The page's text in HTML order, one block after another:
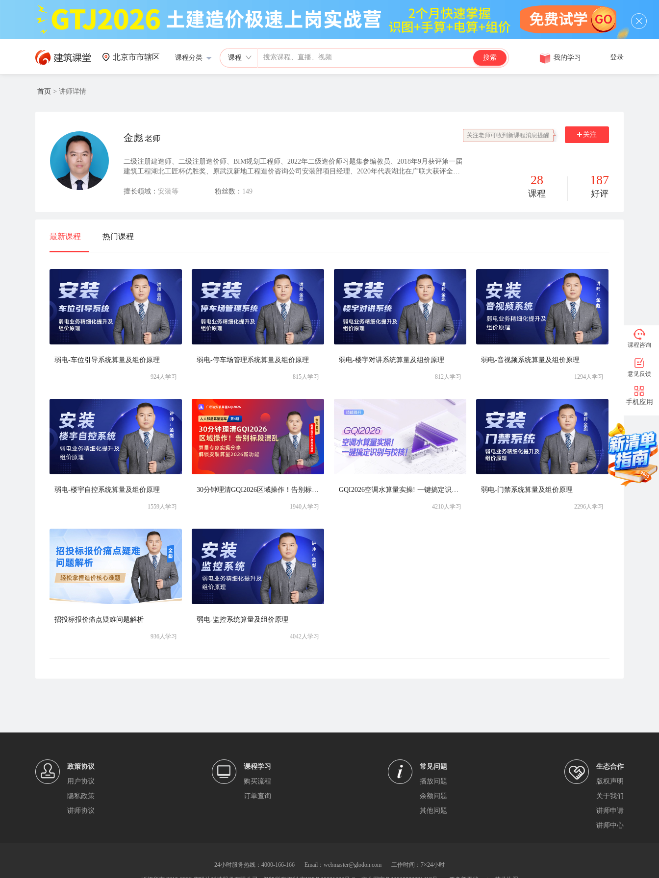
北京市市辖区 课程分类 课程 搜索 我的学习 登录
首页 > 讲师详情
金彪 老师
二级注册建造师、二级注册造价师、BIM规划工程师、2022年二级造价师习题集参编教员、2018年9月获评第一届
建筑工程湖北工匠杯优胜奖、原武汉新地工程造价咨询公司安装部项目经理、2020年代表湖北在广联大获评全国
擅长领域： 安装等 粉丝数： 149
28
课程
187
好评
关注老师可收到新课程消息提醒 关注
最新课程 热门课程
弱电-车位引导系统算量及组价原理
924人学习
弱电-停车场管理系统算量及组价原理
815人学习
弱电-楼宇对讲系统算量及组价原理
812人学习
弱电-音视频系统算量及组价原理
1294人学习
弱电-楼宇自控系统算量及组价原理
1559人学习
30分钟理清GQI2026区域操作！告别标段混乱!
1940人学习
GQI2026空调水算量实操! 一键搞定识别与校核！
4210人学习
弱电-门禁系统算量及组价原理
2296人学习
招投标报价痛点疑难问题解析
936人学习
弱电-监控系统算量及组价原理
4042人学习
政策协议
用户协议
隐私政策
讲师协议
课程学习
购买流程
订单查询
常见问题
播放问题
余额问题
其他问题
生态合作
版权声明
关于我们
讲师申请
讲师中心
24小时服务热线：4000-166-166 Email：webmaster@glodon.com 工作时间：7×24小时
课程咨询
意见反馈
手机应用